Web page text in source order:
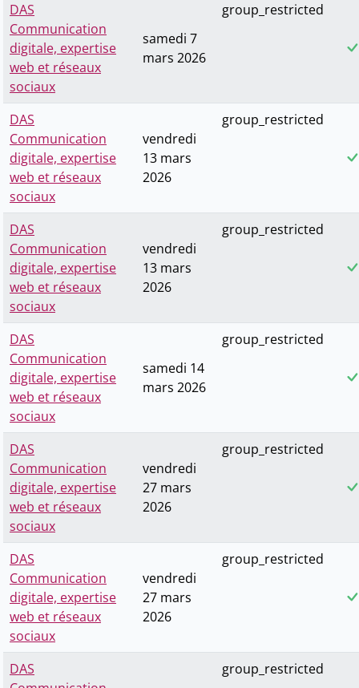
DAS
Communication
digitale, expertise
web et réseaux
sociaux
samedi 7
mars 2026
group_restricted
DAS
Communication
digitale, expertise
web et réseaux
sociaux
vendredi
13 mars
2026
group_restricted
DAS
Communication
digitale, expertise
web et réseaux
sociaux
vendredi
13 mars
2026
group_restricted
DAS
Communication
digitale, expertise
web et réseaux
sociaux
samedi 14
mars 2026
group_restricted
DAS
Communication
digitale, expertise
web et réseaux
sociaux
vendredi
27 mars
2026
group_restricted
DAS
Communication
digitale, expertise
web et réseaux
sociaux
vendredi
27 mars
2026
group_restricted
DAS
group_restricted